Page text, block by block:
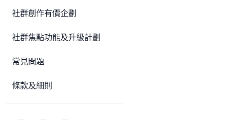
社群創作有價企劃
社群焦點功能及升級計劃
常見問題
條款及細則